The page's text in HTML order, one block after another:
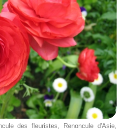
des fleuristes, Renoncule d'Asie,